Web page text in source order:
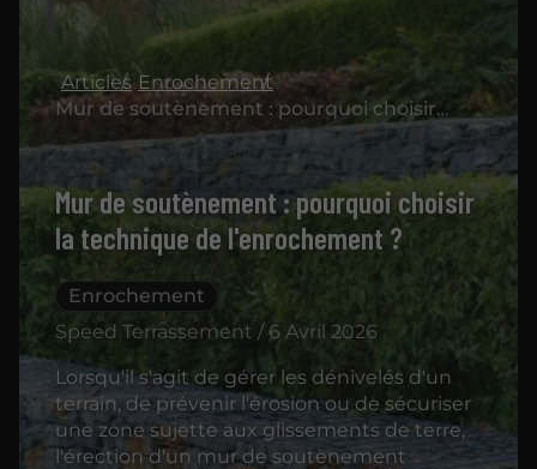
Articles Enrochement
Mur de soutènement : pourquoi choisir la technique de l'enrochement ?
Mur de soutènement : pourquoi choisir
la technique de l'enrochement ?
Enrochement
Speed Terrassement / 6 Avril 2026
Lorsqu'il s'agit de gérer les dénivelés d'un
terrain, de prévenir l'érosion ou de sécuriser
une zone sujette aux glissements de terre,
l'érection d'un mur de soutènement